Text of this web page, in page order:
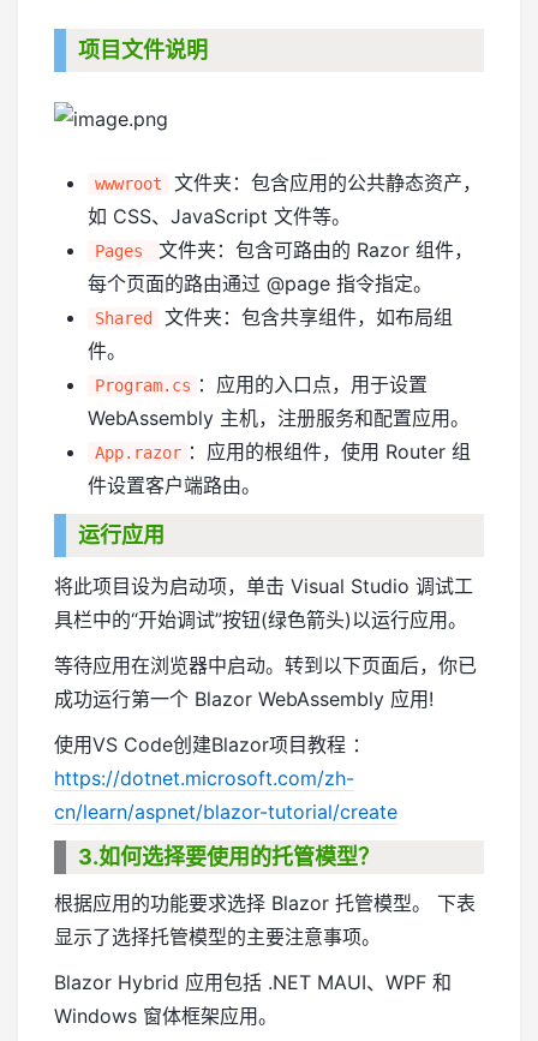
项目文件说明
wwwroot
文件夹：包含应用的公共静态资产，
如 CSS、JavaScript 文件等。
Pages
文件夹：包含可路由的 Razor 组件，
每个页面的路由通过 @page 指令指定。
Shared
文件夹：包含共享组件，如布局组
件。
Program.cs ：应用的入口点，用于设置
WebAssembly 主机，注册服务和配置应用。
App.razor ：应用的根组件，使用 Router 组
件设置客户端路由。
运行应用
将此项目设为启动项，单击 Visual Studio 调试工
具栏中的“开始调试”按钮(绿色箭头)以运行应用。
等待应用在浏览器中启动。转到以下页面后，你已
成功运行第一个 Blazor WebAssembly 应用!
使用VS Code创建Blazor项目教程 ：
https://dotnet.microsoft.com/zh-
cn/learn/aspnet/blazor-tutorial/create
3.如何选择要使用的托管模型？
根据应用的功能要求选择 Blazor 托管模型。 下表
显示了选择托管模型的主要注意事项。
Blazor Hybrid 应用包括 .NET MAUI、WPF 和
Windows 窗体框架应用。